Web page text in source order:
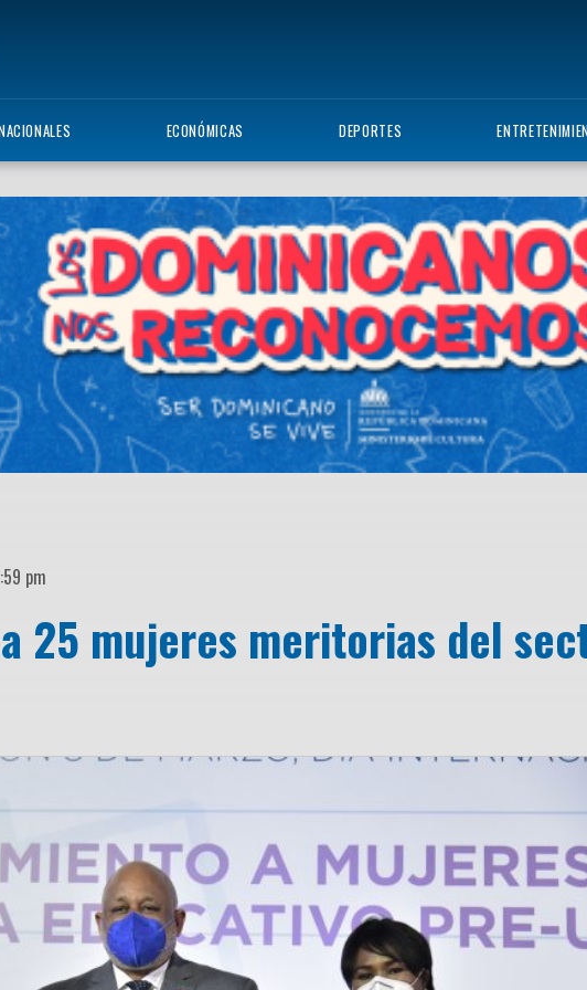
ECONÓMICAS DEPORTES
pm
a 25 mujeres meritorias del